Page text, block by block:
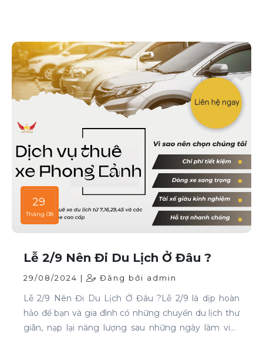
29
Tháng 08
Lễ 2/9 Nên Đi Du Lịch Ở Đâu ?
29/08/2024 | Đăng bởi admin
Lễ 2/9 Nên Đi Du Lịch Ở Đâu ?Lễ 2/9 là dịp hoàn
hảo để bạn và gia đình có những chuyến du lịch thư
giãn, nạp lại năng lượng sau những ngày làm việc